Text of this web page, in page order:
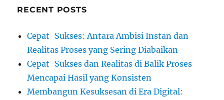
RECENT POSTS
Cepat-Sukses: Antara Ambisi Instan dan
Realitas Proses yang Sering Diabaikan
Cepat-Sukses dan Realitas di Balik Proses
Mencapai Hasil yang Konsisten
Membangun Kesuksesan di Era Digital: